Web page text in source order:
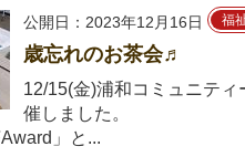
公開日：2023年12月16日 福
歳忘れのお茶会♬
12/15(金)浦和コミュニテ
催しました。
」と...